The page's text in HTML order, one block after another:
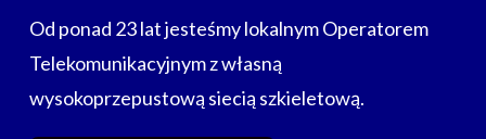
Od ponad 23 lat jesteśmy lokalnym Operatorem
Telekomunikacyjnym z własną
wysokoprzepustową siecią szkieletową.